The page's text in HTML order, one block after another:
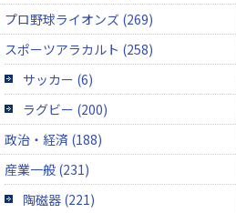
プロ野球ライオンズ (269)
スポーツアラカルト (258)
サッカー (6)
ラグビー (200)
政治・経済 (188)
産業一般 (231)
陶磁器 (221)